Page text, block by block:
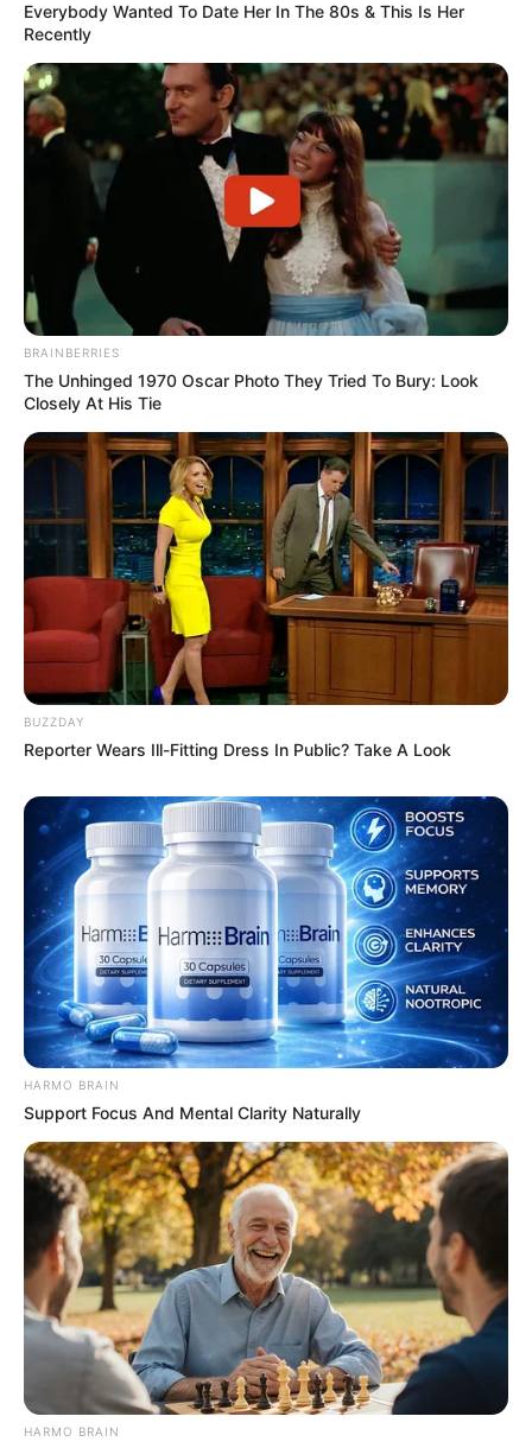
Everybody Wanted To Date Her In The 80s & This Is Her
Recently
BRAINBERRIES
The Unhinged 1970 Oscar Photo They Tried To Bury: Look
Closely At His Tie
BUZZDAY
Reporter Wears Ill-Fitting Dress In Public? Take A Look
HARMO BRAIN
Support Focus And Mental Clarity Naturally
HARMO BRAIN